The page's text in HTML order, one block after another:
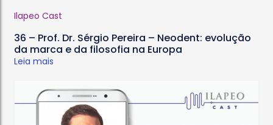
Ilapeo Cast
36 – Prof. Dr. Sérgio Pereira – Neodent: evolução
da marca e da filosofia na Europa
Leia mais